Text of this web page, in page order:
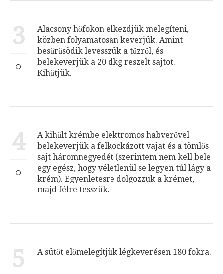
3
Alacsony hőfokon elkezdjük melegíteni,
közben folyamatosan keverjük. Amint
besűrűsödik levesszük a tűzről, és
belekeverjük a 20 dkg reszelt sajtot.
Kihűtjük.
4
A kihűlt krémbe elektromos habverővel
belekeverjük a felkockázott vajat és a tömlős
sajt háromnegyedét (szerintem nem kell bele
egy egész, hogy véletlenül se legyen túl lágy a
krém). Egyenletesre dolgozzuk a krémet,
majd félre tesszük.
5 A sütőt előmelegítjük légkeverésen 180 fokra.